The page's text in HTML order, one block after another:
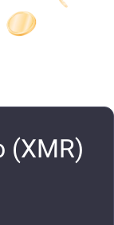
(XMR)